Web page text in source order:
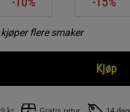
flere smaker
Kjøp